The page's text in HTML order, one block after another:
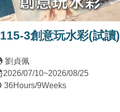
115-3創意玩水彩(試讀)
劉貞佩
2026/07/10~2026/08/25
36Hours/9Weeks